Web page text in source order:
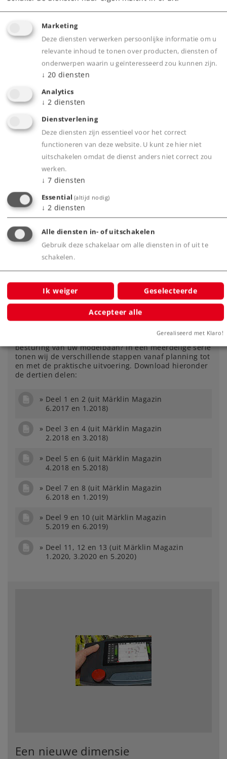
waarop u uw locomotief als machinist kunt besturen.
In een nieuwe reeks artikelen "Rijden zoals een
locbestuurder" wordt dit voor verschillende
locomotieven besproken.
Deel 1 Vooruit met de railbus (uit
Märklin Magazin 4-5.2020)
Magazin 6.2020)
Deel 3 Vooruit met de stoomloc (uit
Märklin Magazin 1.2021)
CS3 praktisch toepassen
Hoe gebruikt u het Central Station 3 optimaal voor de
besturing van uw modelbaan? In een meerdelige serie
tonen wij de verschillende stappen vanaf planning tot
en met de praktische uitvoering. Download hieronder
de dertien delen:
Deel 1 en 2 (uit Märklin Magazin
6.2017 en 1.2018)
Deel 3 en 4 (uit Märklin Magazin
2.2018 en 3.2018)
Deel 5 en 6 (uit Märklin Magazin
4.2018 en 5.2018)
Deel 7 en 8 (uit Märklin Magazin
6.2018 en 1.2019)
Deel 9 en 10 (uit Märklin Magazin
5.2019 en 6.2019)
Deel 11, 12 en 13 (uit Märklin Magazin
1.2020, 3.2020 en 5.2020)
Een nieuwe dimensie
Marketing
Deze diensten verwerken persoonlijke informatie om u
relevante inhoud te tonen over producten, diensten of
onderwerpen waarin u geïnteresseerd zou kunnen zijn.
↓ 20 diensten
Analytics
↓ 2 diensten
Dienstverlening
Deze diensten zijn essentieel voor het correct
functioneren van deze website. U kunt ze hier niet
uitschakelen omdat de dienst anders niet correct zou
werken.
↓ 7 diensten
Essential (altijd nodig)
↓ 2 diensten
Alle diensten in- of uitschakelen
Gebruik deze schakelaar om alle diensten in of uit te
schakelen.
Ik weiger Geselecteerde
Accepteer alle
Gerealiseerd met Klaro!